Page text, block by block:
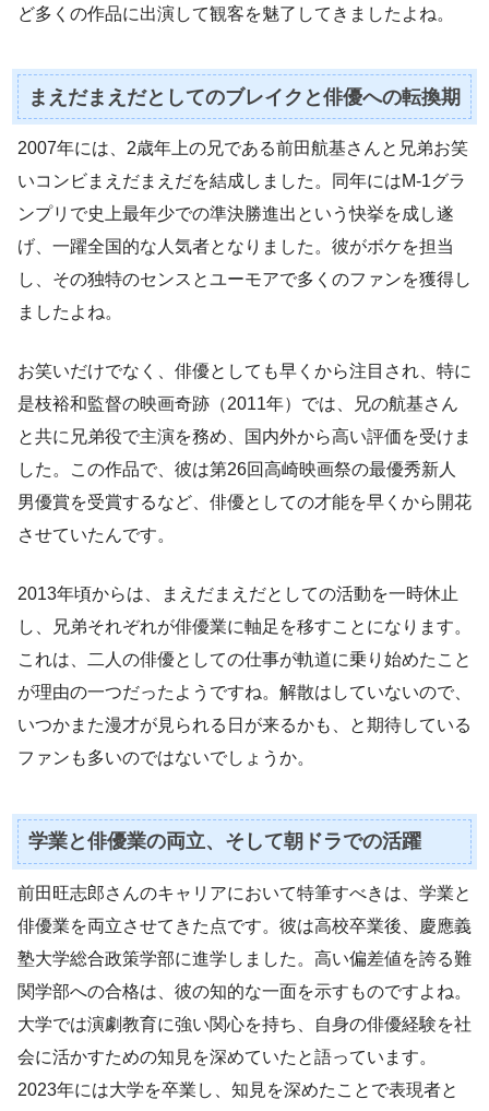
ど多くの作品に出演して観客を魅了してきましたよね。
まえだまえだとしてのブレイクと俳優への転換期
2007年には、2歳年上の兄である前田航基さんと兄弟お笑
いコンビまえだまえだを結成しました。同年にはM-1グラ
ンプリで史上最年少での準決勝進出という快挙を成し遂
げ、一躍全国的な人気者となりました。彼がボケを担当
し、その独特のセンスとユーモアで多くのファンを獲得し
ましたよね。
お笑いだけでなく、俳優としても早くから注目され、特に
是枝裕和監督の映画奇跡（2011年）では、兄の航基さん
と共に兄弟役で主演を務め、国内外から高い評価を受けま
した。この作品で、彼は第26回高崎映画祭の最優秀新人
男優賞を受賞するなど、俳優としての才能を早くから開花
させていたんです。
2013年頃からは、まえだまえだとしての活動を一時休止
し、兄弟それぞれが俳優業に軸足を移すことになります。
これは、二人の俳優としての仕事が軌道に乗り始めたこと
が理由の一つだったようですね。解散はしていないので、
いつかまた漫才が見られる日が来るかも、と期待している
ファンも多いのではないでしょうか。
学業と俳優業の両立、そして朝ドラでの活躍
前田旺志郎さんのキャリアにおいて特筆すべきは、学業と
俳優業を両立させてきた点です。彼は高校卒業後、慶應義
塾大学総合政策学部に進学しました。高い偏差値を誇る難
関学部への合格は、彼の知的な一面を示すものですよね。
大学では演劇教育に強い関心を持ち、自身の俳優経験を社
会に活かすための知見を深めていたと語っています。
2023年には大学を卒業し、知見を深めたことで表現者と